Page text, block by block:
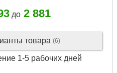
до 2 881
товара (6)
1-5 рабочих дней